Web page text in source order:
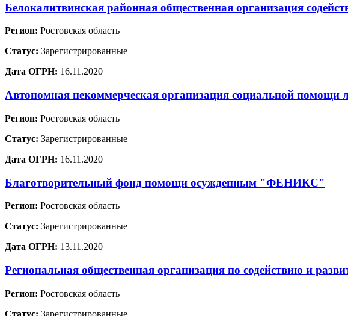
Белокалитвинская районная общественная организация
Регион: Ростовская область
Статус: Зарегистрированные
Дата ОГРН: 16.11.2020
Автономная некоммерческая организация социальной
Регион: Ростовская область
Статус: Зарегистрированные
Дата ОГРН: 16.11.2020
Благотворительный фонд помощи осужденным "ФЕНИКС"
Регион: Ростовская область
Статус: Зарегистрированные
Дата ОГРН: 13.11.2020
Региональная общественная организация по содействию и
Регион: Ростовская область
Статус: Зарегистрированные